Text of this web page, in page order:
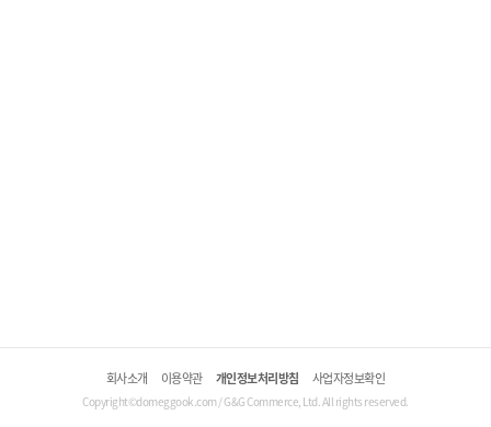
회사소개 이용약관 개인정보처리방침 사업자정보확인
Copyright©domeggook.com / G&G Commerce, Ltd. All rights reserved.